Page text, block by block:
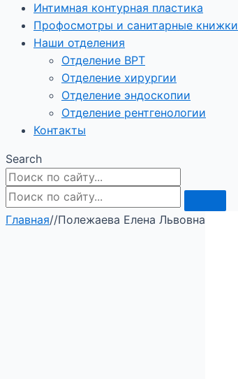
Интимная контурная пластика
Профосмотры и санитарные книжки
Наши отделения
Отделение ВРТ
Отделение хирургии
Отделение эндоскопии
Отделение рентгенологии
Контакты
Search
Главная//Полежаева Елена Львовна